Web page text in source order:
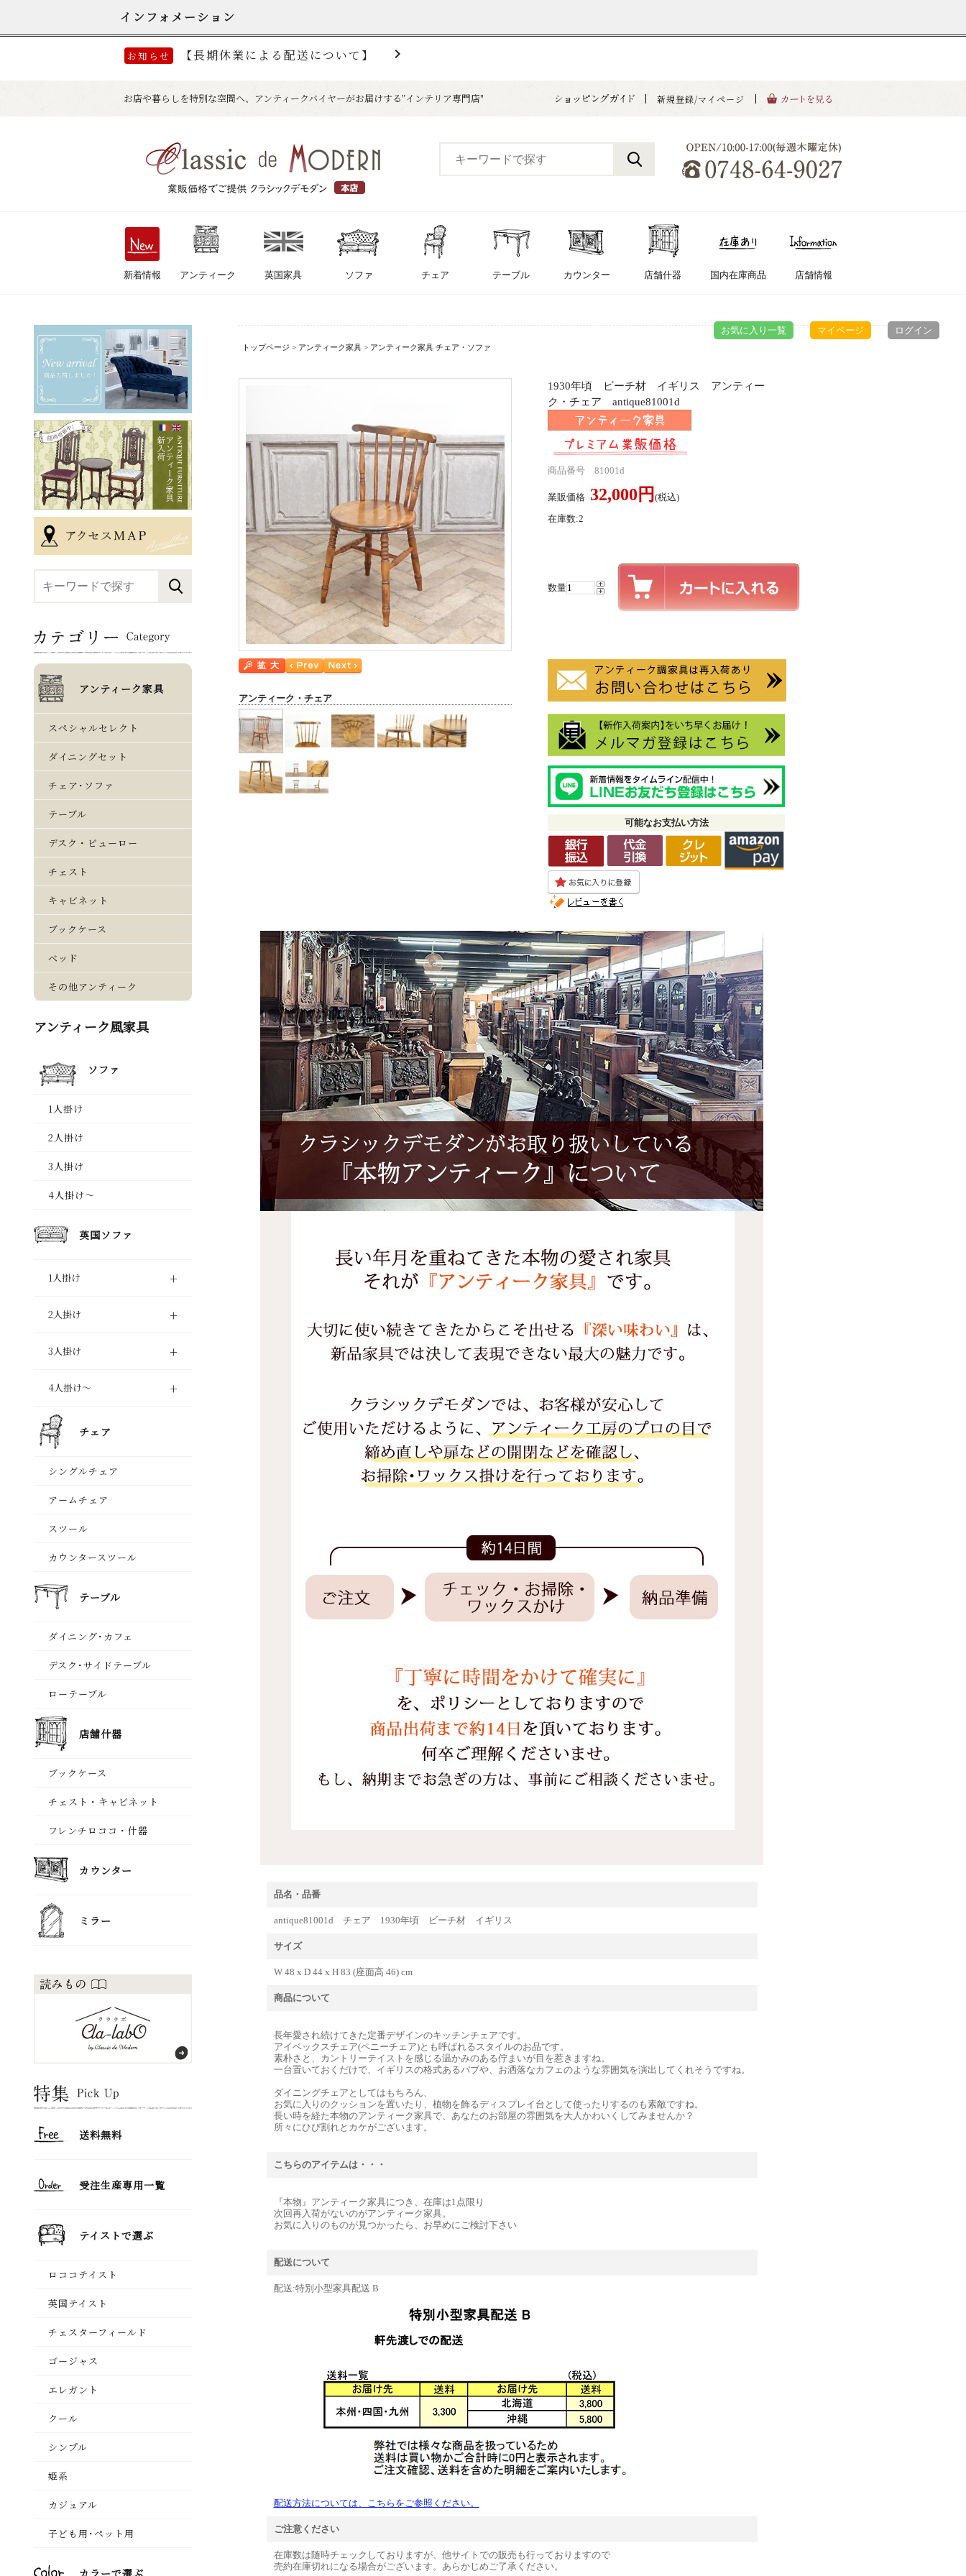
お気に入り一覧 マイページ ログイン
トップページ > アンティーク家具 > アンティーク家具 チェア・ソファ
1930年頃 ビーチ材 イギリス アンティー
ク・チェア antique81001d
商品番号 81001d
業販価格 32,000円 (税込)
在庫数:2
数量
可能なお支払い方法
アンティーク・チェア
品名・品番
antique81001d チェア 1930年頃 ビーチ材 イギリス
サイズ
W 48 x D 44 x H 83 (座面高 46) cm
商品について
長年愛され続けてきた定番デザインのキッチンチェアです。
アイベックスチェア(ペニーチェア)とも呼ばれるスタイルのお品です。
素朴さと、カントリーテイストを感じる温かみのある佇まいが目を惹きますね。
一台置いておくだけで、イギリスの格式あるパブや、お洒落なカフェのような雰囲気を演出してくれそうですね。
ダイニングチェアとしてはもちろん、
お気に入りのクッションを置いたり、植物を飾るディスプレイ台として使ったりするのも素敵ですね。
長い時を経た本物のアンティーク家具で、あなたのお部屋の雰囲気を大人かわいくしてみませんか？
所々にひび割れとカケがございます。
こちらのアイテムは・・・
『本物』アンティーク家具につき、在庫は1点限り
次回再入荷がないのがアンティーク家具。
お気に入りのものが見つかったら、お早めにご検討下さい
配送について
配送:特別小型家具配送 B
配送方法については、こちらをご参照ください。
ご注意ください
在庫数は随時チェックしておりますが、他サイトでの販売も行っておりますので
売約在庫切れになる場合がございます。あらかじめご了承ください。